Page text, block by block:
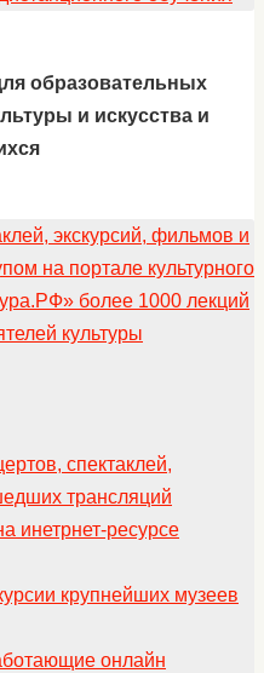
образовательных
и искусства и
экскурсий, фильмов и
на портале культурного
более 1000 лекций
культуры
спектаклей,
трансляций
инетрнет-ресурсе
крупнейших музеев
онлайн